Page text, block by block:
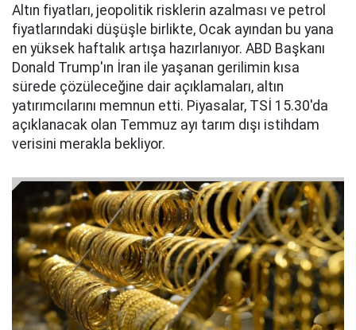
Altın fiyatları, jeopolitik risklerin azalması ve petrol
fiyatlarındaki düşüşle birlikte, Ocak ayından bu yana
en yüksek haftalık artışa hazırlanıyor. ABD Başkanı
Donald Trump'ın İran ile yaşanan gerilimin kısa
sürede çözüleceğine dair açıklamaları, altın
yatırımcılarını memnun etti. Piyasalar, TSİ 15.30'da
açıklanacak olan Temmuz ayı tarım dışı istihdam
verisini merakla bekliyor.